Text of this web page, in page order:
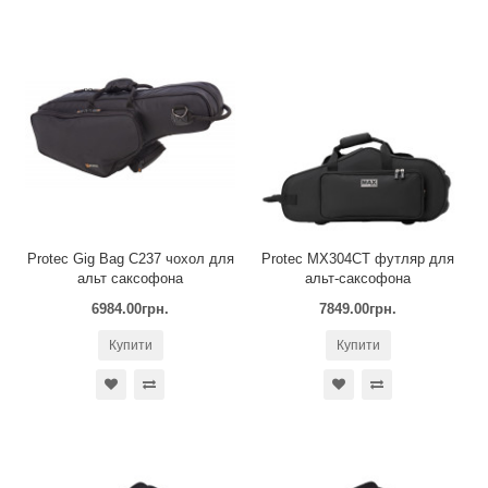
Protec Gig Bag С237 чoхол для
альт саксофона
6984.00грн.
Купити
Protec MX304CT футляр для
альт-саксофона
7849.00грн.
Купити